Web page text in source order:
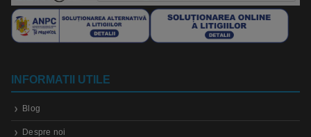
INFORMATII UTILE
Blog
Despre noi